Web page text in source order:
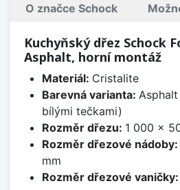
O značce Schock
Kuchyňský dřez Schock
Asphalt, horní montáž
Materiál: Cristalite
Barevná varianta:
bílými tečkami)
Rozměr dřezu: 1 000 x
Rozměr dřezové nádoby:
mm
Rozměr dřezové vaničky: